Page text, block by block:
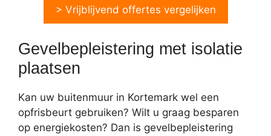
> Vrijblijvend offertes vergelijken
Gevelbepleistering met isolatie
plaatsen
Kan uw buitenmuur in Kortemark wel een
opfrisbeurt gebruiken? Wilt u graag besparen
op energiekosten? Dan is gevelbepleistering